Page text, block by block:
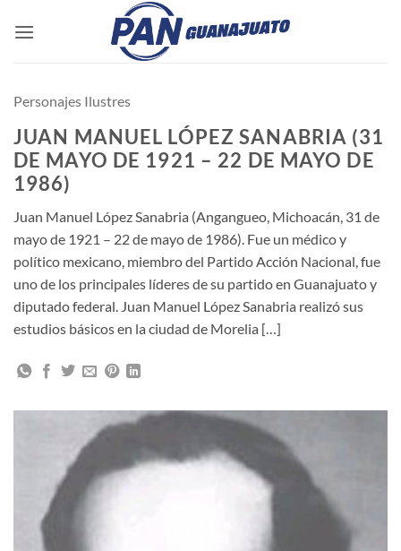
Personajes Ilustres
JUAN MANUEL LÓPEZ SANABRIA (31
DE MAYO DE 1921 – 22 DE MAYO DE
1986)
Juan Manuel López Sanabria (Angangueo, Michoacán, 31 de
mayo de 1921 – 22 de mayo de 1986). Fue un médico y
político mexicano, miembro del Partido Acción Nacional, fue
uno de los principales líderes de su partido en Guanajuato y
diputado federal. Juan Manuel López Sanabria realizó sus
estudios básicos en la ciudad de Morelia […]